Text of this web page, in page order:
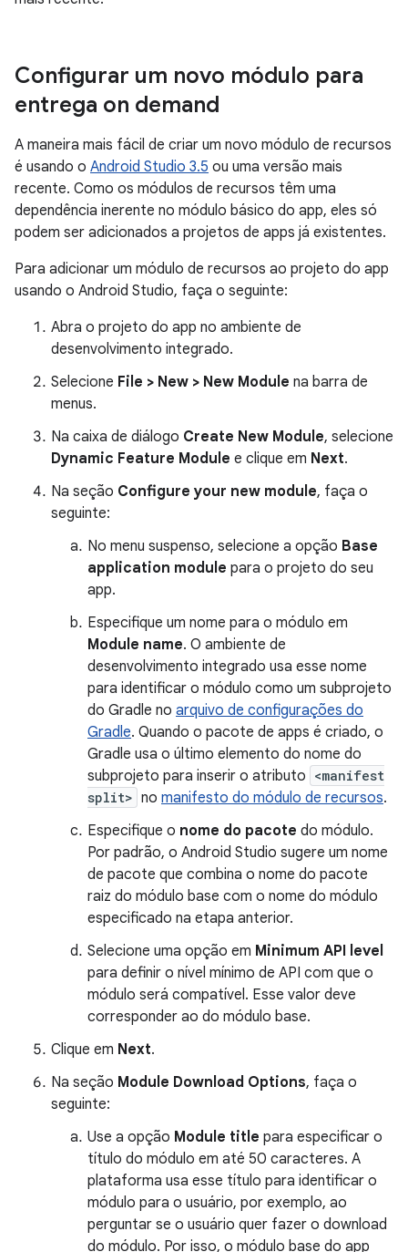
Configurar um novo módulo para
entrega on demand
A maneira mais fácil de criar um novo módulo de recursos
é usando o Android Studio 3.5 ou uma versão mais
recente. Como os módulos de recursos têm uma
dependência inerente no módulo básico do app, eles só
podem ser adicionados a projetos de apps já existentes.
Para adicionar um módulo de recursos ao projeto do app
usando o Android Studio, faça o seguinte:
Abra o projeto do app no ambiente de
desenvolvimento integrado.
Selecione File > New > New Module na barra de
menus.
Na caixa de diálogo Create New Module, selecione
Dynamic Feature Module e clique em Next.
Na seção Configure your new module, faça o
seguinte:
No menu suspenso, selecione a opção Base
application module para o projeto do seu
app.
Especifique um nome para o módulo em
Module name. O ambiente de
desenvolvimento integrado usa esse nome
para identificar o módulo como um subprojeto
do Gradle no arquivo de configurações do
Gradle. Quando o pacote de apps é criado, o
Gradle usa o último elemento do nome do
subprojeto para inserir o atributo <manifest
split> no manifesto do módulo de recursos.
Especifique o nome do pacote do módulo.
Por padrão, o Android Studio sugere um nome
de pacote que combina o nome do pacote
raiz do módulo base com o nome do módulo
especificado na etapa anterior.
Selecione uma opção em Minimum API level
para definir o nível mínimo de API com que o
módulo será compatível. Esse valor deve
corresponder ao do módulo base.
Clique em Next.
Na seção Module Download Options, faça o
seguinte:
Use a opção Module title para especificar o
título do módulo em até 50 caracteres. A
plataforma usa esse título para identificar o
módulo para o usuário, por exemplo, ao
perguntar se o usuário quer fazer o download
do módulo. Por isso, o módulo base do app